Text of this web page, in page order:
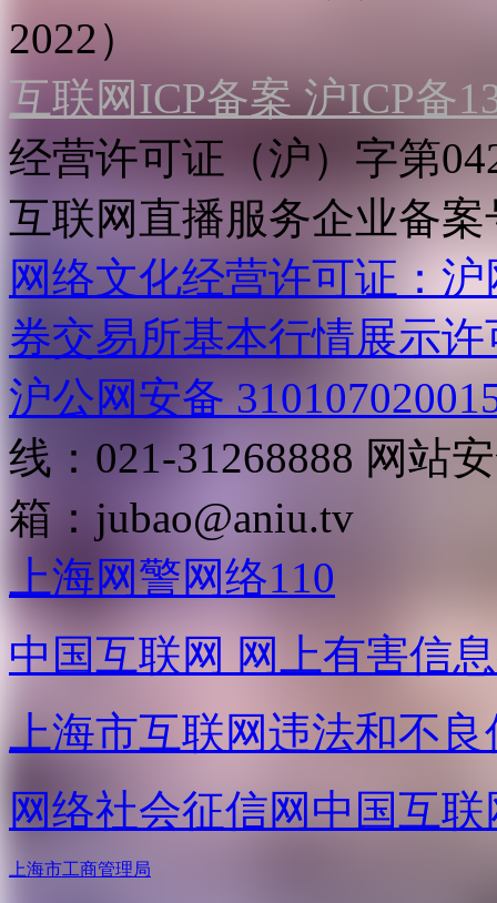
2022）
互联网ICP备案 沪ICP备
经营许可证（沪）字第
互联网直播服务企业备案
网络文化经营许可证：
券交易所基本行情展示许
沪公网安备
线：021-31268888 网站
箱： jubao@aniu.tv
上海网警网络110
中国互联网 网上有害信
上海市互联网违法和不
网络社会征信网 中国互
上海市工商管理局